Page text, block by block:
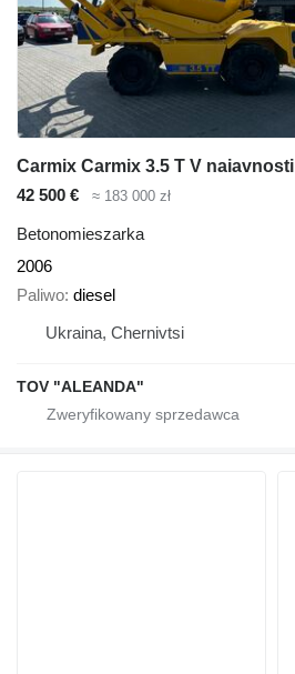
Carmix Carmix 3.5 T V naiavnosti
42 500 €
≈ 183 000 zł
Betonomieszarka
2006
Paliwo diesel
Ukraina, Chernivtsi
TOV "ALEANDA"